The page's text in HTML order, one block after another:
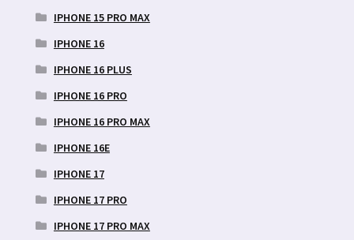
IPHONE 15 PRO MAX
IPHONE 16
IPHONE 16 PLUS
IPHONE 16 PRO
IPHONE 16 PRO MAX
IPHONE 16E
IPHONE 17
IPHONE 17 PRO
IPHONE 17 PRO MAX